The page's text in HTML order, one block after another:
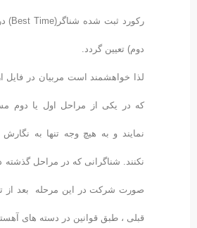
دوم) تعیین گردد.
لذا خواهشمند است مربیان در فایل
که در یکی از مراحل اول یا دوم
نمایند و به هیچ وجه تنها به نگارش
نکنند. شناگرانی که در مراحل گذشته
صورت شرکت در این مرحله بعد از
قبلی ، طبق قوانین در دسته های